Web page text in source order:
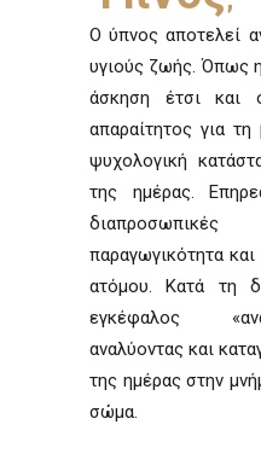
Ο ύπνος αποτελεί
υγιούς ζωής. Όπως
άσκηση έτσι και
απαραίτητος για τη
ψυχολογική
της ημέρας.
παραγωγικότητα
ατόμου. Κατά τη
εγκέφαλος
αναλύοντας και
της ημέρας στην
σώμα.